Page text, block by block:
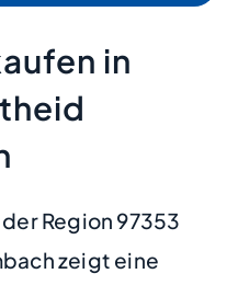
in
Region 97353
zeigt eine